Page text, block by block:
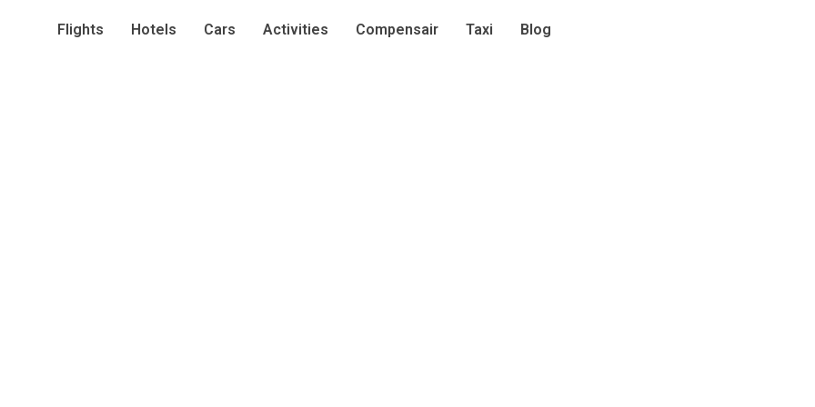
Flights Hotels Cars Activities Compensair Taxi Blog